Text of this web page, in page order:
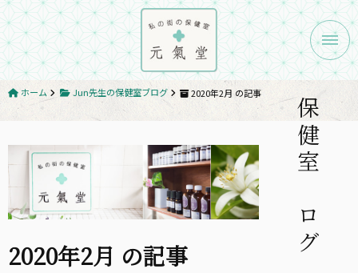
メニ
ホーム Jun先生の保健室ブログ 2020年2月 の記事
2020年2月 の記事 保健室ブログ